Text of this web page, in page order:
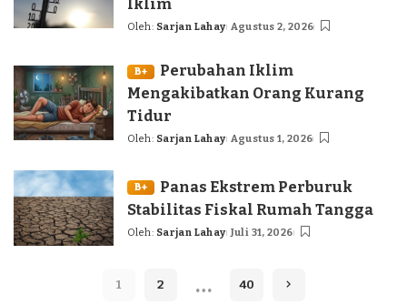
Iklim
Posted
Oleh: Sarjan Lahay Agustus 2, 2026
B+
Perubahan Iklim
Mengakibatkan Orang Kurang
Tidur
Posted
Oleh: Sarjan Lahay Agustus 1, 2026
B+
Panas Ekstrem Perburuk
Stabilitas Fiskal Rumah Tangga
Posted
Oleh: Sarjan Lahay Juli 31, 2026
1 2 … 40